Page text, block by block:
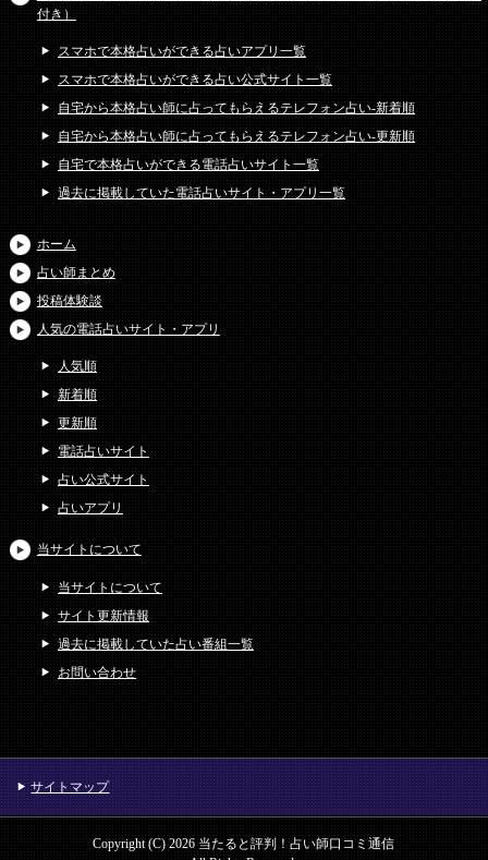
付き）
スマホで本格占いができる占いアプリ一覧
スマホで本格占いができる占い公式サイト一覧
自宅から本格占い師に占ってもらえるテレフォン占い-新着順
自宅から本格占い師に占ってもらえるテレフォン占い-更新順
自宅で本格占いができる電話占いサイト一覧
過去に掲載していた電話占いサイト・アプリ一覧
ホーム
占い師まとめ
投稿体験談
人気の電話占いサイト・アプリ
人気順
新着順
更新順
電話占いサイト
占い公式サイト
占いアプリ
当サイトについて
当サイトについて
サイト更新情報
過去に掲載していた占い番組一覧
お問い合わせ
サイトマップ
Copyright (C) 2026 当たると評判！占い師口コミ通信